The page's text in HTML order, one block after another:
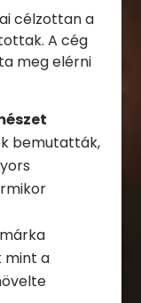
célzottan a
A cég
meg elérni
bemutatták,
mint a